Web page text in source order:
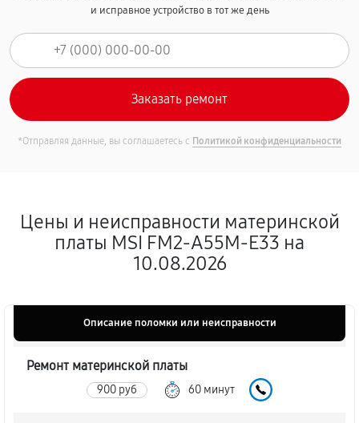
и исправное устройство в тот же день
*Отправляя данные, вы соглашаетесь с Политикой конфиденциальности
Цены и неисправности материнской
платы MSI FM2-A55M-E33 на
10.08.2026
Описание поломки или неисправности
Ремонт материнской платы
900 руб 60 минут